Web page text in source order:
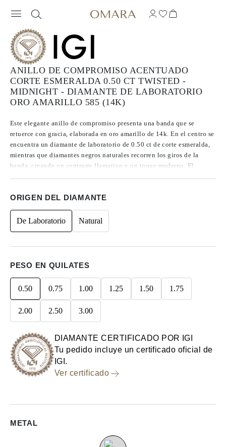
ANILLO DE COMPROMISO ACENTUADO
CORTE ESMERALDA 0.50 CT TWISTED -
MIDNIGHT - DIAMANTE DE LABORATORIO
ORO AMARILLO 585 (14K)
Este elegante anillo de compromiso presenta una banda que se
retuerce con gracia, elaborada en oro amarillo de 14k. En el centro se
encuentra un diamante de laboratorio de 0.50 ct de corte esmeralda,
mientras que diamantes negros naturales recorren los giros de la
banda, creando un contraste llamativo y un toque moderno. El
ORIGEN DEL DIAMANTE
De Laboratorio Natural
PESO EN QUILATES
0.50 0.75 1.00 1.25 1.50 1.75
2.00 2.50 3.00
DIAMANTE CERTIFICADO POR IGI
Tu pedido incluye un certificado oficial de
IGI.
Ver certificado
METAL